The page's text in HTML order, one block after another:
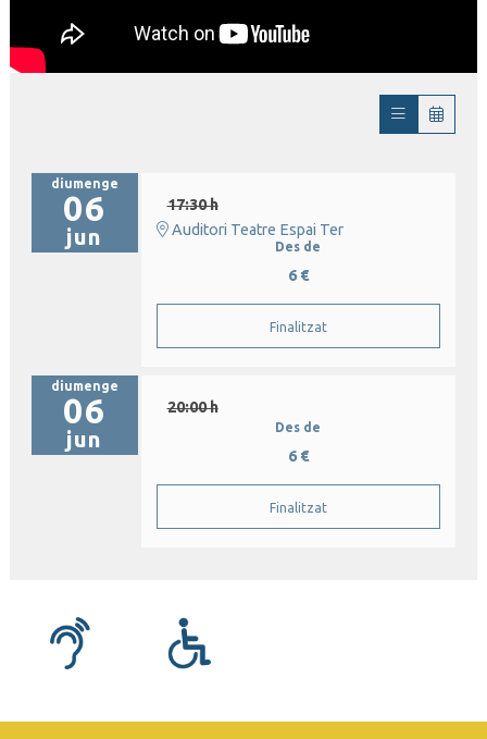
diumenge
06
jun
17:30 h
Auditori Teatre Espai Ter
Des de
6 €
Finalitzat
diumenge
06
jun
20:00 h
Des de
6 €
Finalitzat